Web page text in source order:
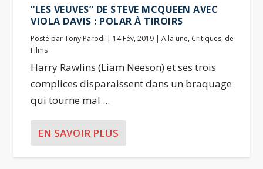
“LES VEUVES” DE STEVE MCQUEEN AVEC
VIOLA DAVIS : POLAR À TIROIRS
Posté parTony Parodi | 14 Fév, 2019 |A la une, Critiques, de
Films
Harry Rawlins (Liam Neeson) et ses trois
complices disparaissent dans un braquage
qui tourne mal....
EN SAVOIR PLUS